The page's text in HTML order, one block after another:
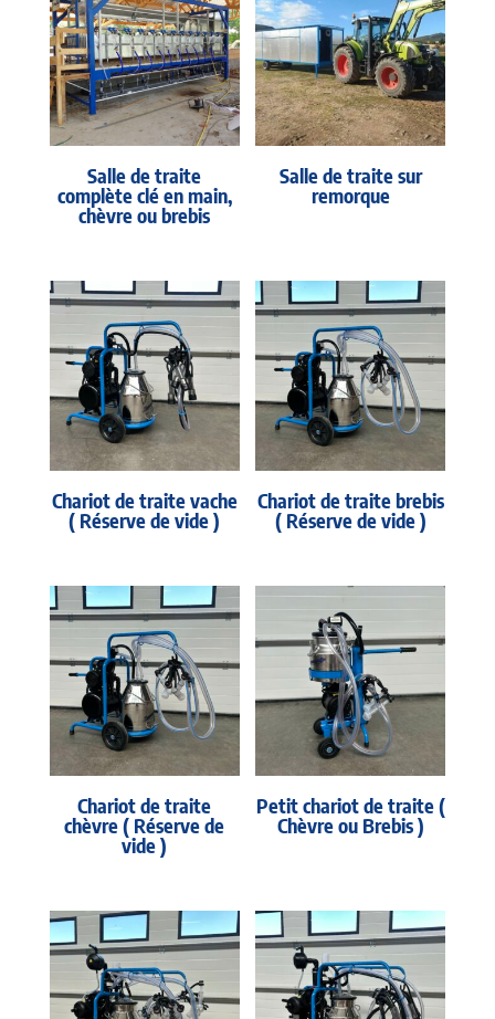
Salle de traite
complète clé en main,
chèvre ou brebis
Salle de traite sur
remorque
Chariot de traite vache
( Réserve de vide )
Chariot de traite brebis
( Réserve de vide )
Chariot de traite
chèvre ( Réserve de
vide )
Petit chariot de traite (
Chèvre ou Brebis )